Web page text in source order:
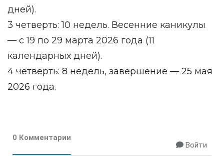
дней).
3 четверть: 10 недель. Весенние каникулы
— с 19 по 29 марта 2026 года (11
календарных дней).
4 четверть: 8 недель, завершение — 25 мая
2026 года.
0 Комментарии
Войти